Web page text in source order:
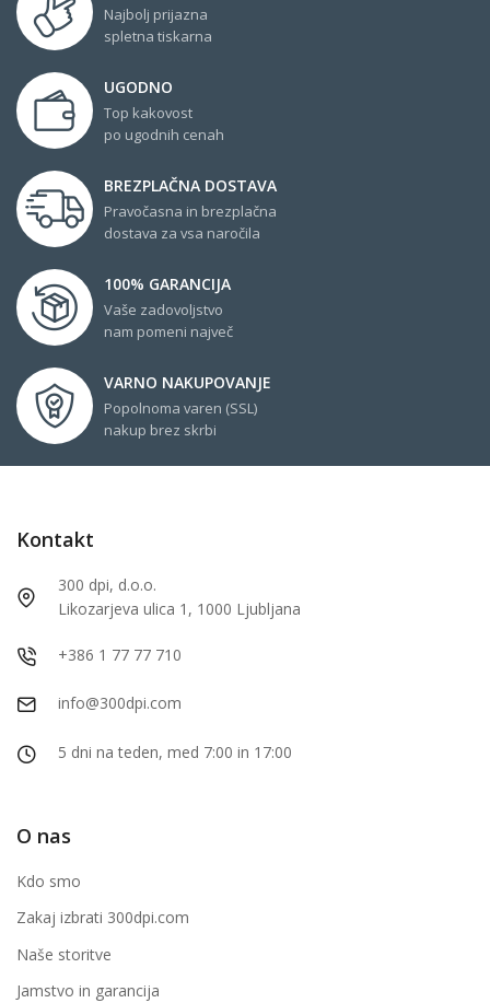
Najbolj prijazna
spletna tiskarna
UGODNO
Top kakovost
po ugodnih cenah
BREZPLAČNA DOSTAVA
Pravočasna in brezplačna
dostava za vsa naročila
100% GARANCIJA
Vaše zadovoljstvo
nam pomeni največ
VARNO NAKUPOVANJE
Popolnoma varen (SSL)
nakup brez skrbi
Kontakt
300 dpi, d.o.o.
Likozarjeva ulica 1, 1000 Ljubljana
+386 1 77 77 710
info@300dpi.com
5 dni na teden, med 7:00 in 17:00
O nas
Kdo smo
Zakaj izbrati 300dpi.com
Naše storitve
Jamstvo in garancija